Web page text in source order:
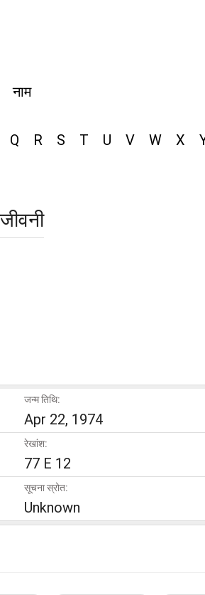
नाम
Q R S T U V W X
जन्म तिथि:
Apr 22, 1974
रेखांश:
77 E 12
सूचना स्रोत:
Unknown